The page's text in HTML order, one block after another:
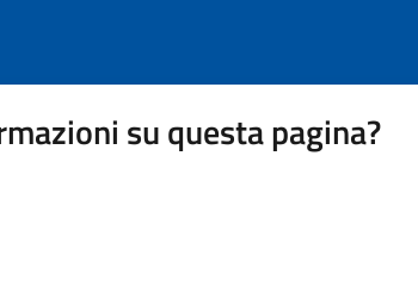
su questa pagina?